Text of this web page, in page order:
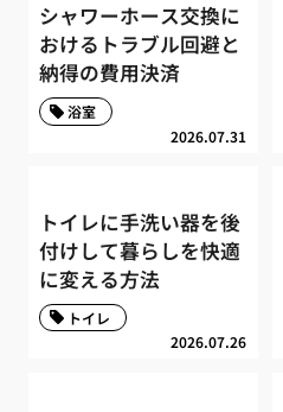
シャワーホース交換に
おけるトラブル回避と
納得の費用決済
2026.07.31
浴室
トイレに手洗い器を後
付けして暮らしを快適
に変える方法
2026.07.26
トイレ